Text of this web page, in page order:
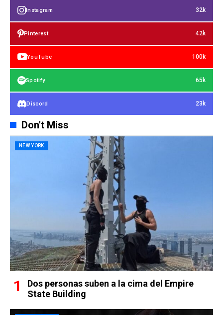
Instagram 32k
Pinterest 42k
YouTube 100k
Spotify 65k
Discord 23k
Don't Miss
NEW YORK
Dos personas suben a la cima del Empire
State Building